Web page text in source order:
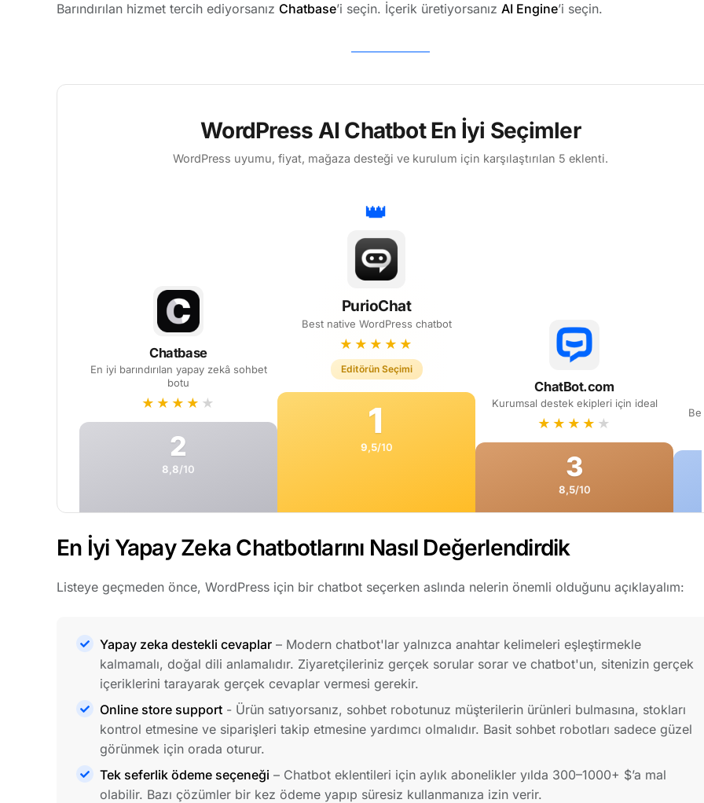
Barındırılan hizmet tercih ediyorsanız Chatbase’i seçin. İçerik üretiyorsanız AI Engine’i seçin.
WordPress AI Chatbot En İyi Seçimler
WordPress uyumu, fiyat, mağaza desteği ve kurulum için karşılaştırılan 5 eklenti.
PurioChat
Best native WordPress chatbot
★ ★ ★ ★ ★
Editörün Seçimi
1
9,5/10
Chatbase
En iyi barındırılan yapay zekâ sohbet
botu
★ ★ ★ ★ ★
2
8,8/10
ChatBot.com
Kurumsal destek ekipleri için ideal
★ ★ ★ ★ ★
3
8,5/10
En İyi Yapay Zeka Chatbotlarını Nasıl Değerlendirdik
Listeye geçmeden önce, WordPress için bir chatbot seçerken aslında nelerin önemli olduğunu açıklayalım:
Yapay zeka destekli cevaplar – Modern chatbot'lar yalnızca anahtar kelimeleri eşleştirmekle
kalmamalı, doğal dili anlamalıdır. Ziyaretçileriniz gerçek sorular sorar ve chatbot'un, sitenizin gerçek
içeriklerini tarayarak gerçek cevaplar vermesi gerekir.
Online store support - Ürün satıyorsanız, sohbet robotunuz müşterilerin ürünleri bulmasına, stokları
kontrol etmesine ve siparişleri takip etmesine yardımcı olmalıdır. Basit sohbet robotları sadece güzel
görünmek için orada oturur.
Tek seferlik ödeme seçeneği – Chatbot eklentileri için aylık abonelikler yılda 300–1000+ $’a mal
olabilir. Bazı çözümler bir kez ödeme yapıp süresiz kullanmanıza izin verir.